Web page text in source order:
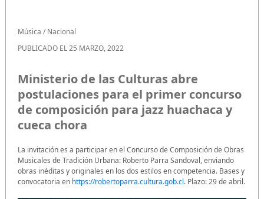
Música /Nacional
PUBLICADO EL 25 MARZO, 2022
Ministerio de las Culturas abre
postulaciones para el primer concurso
de composición para jazz huachaca y
cueca chora
La invitación es a participar en el Concurso de Composición de Obras
Musicales de Tradición Urbana: Roberto Parra Sandoval, enviando
obras inéditas y originales en los dos estilos en competencia. Bases y
convocatoria en https://robertoparra.cultura.gob.cl. Plazo: 29 de abril.